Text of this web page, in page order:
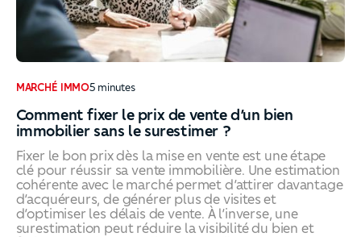
MARCHÉ IMMO5 minutes
Comment fixer le prix de vente d’un bien
immobilier sans le surestimer ?
Fixer le bon prix dès la mise en vente est une étape
clé pour réussir sa vente immobilière. Une estimation
cohérente avec le marché permet d’attirer davantage
d’acquéreurs, de générer plus de visites et
d’optimiser les délais de vente. À l’inverse, une
surestimation peut réduire la visibilité du bien et